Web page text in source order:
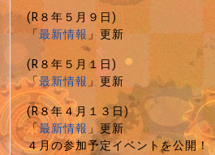
(R８年５月９日)
「最新情報」更新
(R８年５月１日)
「最新情報」更新
(R８年４月１３日)
「最新情報」更新
４月の参加予定イベントを公開！